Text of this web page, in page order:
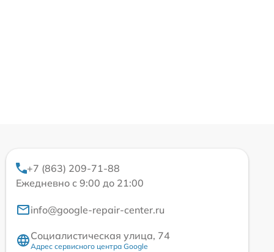
+7 (863) 209-71-88
Ежедневно с 9:00 до 21:00
info@google-repair-center.ru
Социалистическая улица, 74
Адрес сервисного центра Google